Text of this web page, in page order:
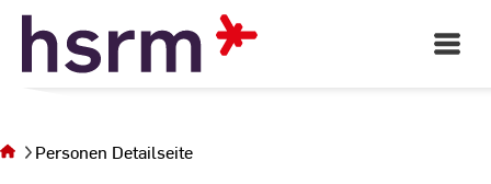
Skip
Content
Open
Main
sich auf
der SeitePersonen Detailseite